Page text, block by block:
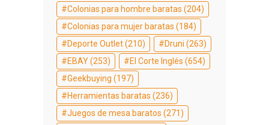
Colonias para hombre baratas (204)
Colonias para mujer baratas (184)
Deporte Outlet(210) Druni (263)
EBAY(253) El Corte Inglés (654)
Geekbuying (197)
Herramientas baratas (236)
Juegos de mesa baratos (271)